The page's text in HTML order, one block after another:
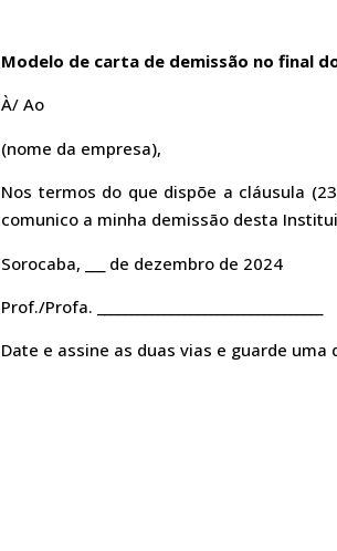
Modelo de carta de demissão no final
À/ Ao
(nome da empresa),
Nos termos do que dispõe a cláusula
comunico a minha demissão desta
Sorocaba, ___ de dezembro de 2024
Prof./Profa. __________________________________
Date e assine as duas vias e guarde